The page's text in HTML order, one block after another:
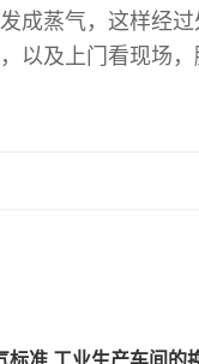
成蒸气，这样经
以及上门看现场，
标准 工业生产车间的